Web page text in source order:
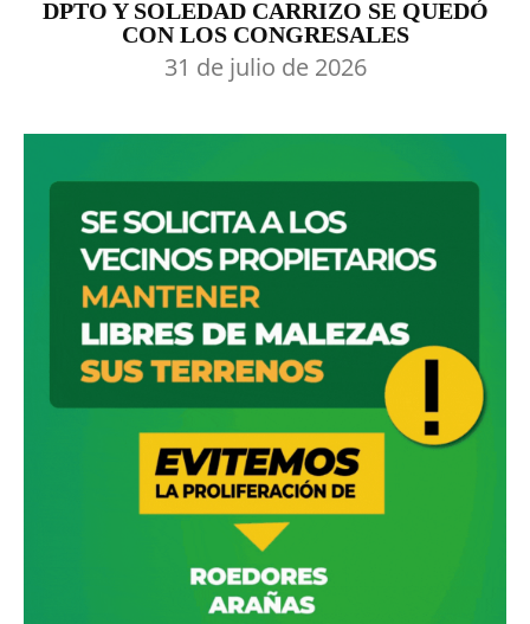
DPTO Y SOLEDAD CARRIZO SE QUEDÓ
CON LOS CONGRESALES
31 de julio de 2026